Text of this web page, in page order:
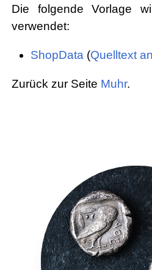
Die folgende Vorlage
verwendet:
ShopData(Quelltext
Zurück zur Seite Muhr.